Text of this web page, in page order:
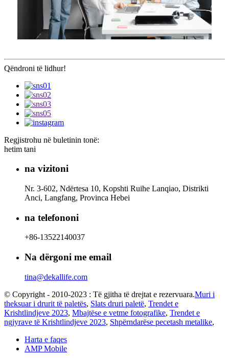
Qëndroni të lidhur!
Regjistrohu në buletinin tonë:
hetim tani
na vizitoni
Nr. 3-602, Ndërtesa 10, Kopshti Ruihe Lanqiao, Distrikti
Anci, Langfang, Provinca Hebei
na telefononi
+86-13522140037
Na dërgoni me email
tina@dekallife.com
© Copyright - 2010-2023 : Të gjitha të drejtat e rezervuara.Muri i
theksuar i drurit të paletës, Slats druri paletë, Trendet e
Krishtlindjeve 2023, Mbajtëse e vetme fotografike, Trendet e
ngjyrave të Krishtlindjeve 2023, Shpërndarëse pecetash metalike,
Harta e faqes
AMP Mobile